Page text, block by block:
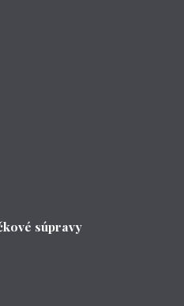
súpravy